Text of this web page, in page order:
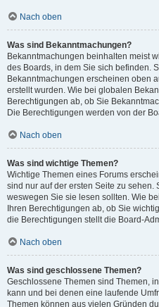
Nach oben
Was sind Bekanntmachungen?
Bekanntmachungen beinhalten meist
des Boards, in dem Sie sich befinden.
Bekanntmachungen erscheinen oben
erstellt wurden. Wie bei globalen
Berechtigungen ab, ob Sie
Die Berechtigungen werden von der
Nach oben
Was sind wichtige Themen?
Wichtige Themen eines Forums
sind nur auf der ersten Seite zu
weswegen Sie sie lesen sollten. Wie
Ihren Berechtigungen ab, ob Sie
die Berechtigungen stellt die Board-
Nach oben
Was sind geschlossene Themen?
Geschlossene Themen sind Themen,
kann und bei denen eine laufende
Themen können aus vielen Gründen